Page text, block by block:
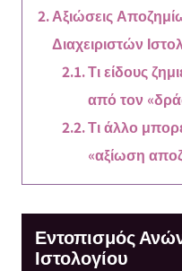
Αξιώσεις
Διαχειριστών
Τι είδους
από τον
Τι άλλο
«αξίωση
Εντοπισμός
Ιστολογίου